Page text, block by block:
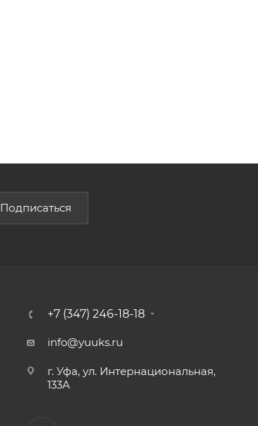
Подписаться
+7 (347) 246-18-18
info@yuuks.ru
г. Уфа, ул. Интернациональная,
133А